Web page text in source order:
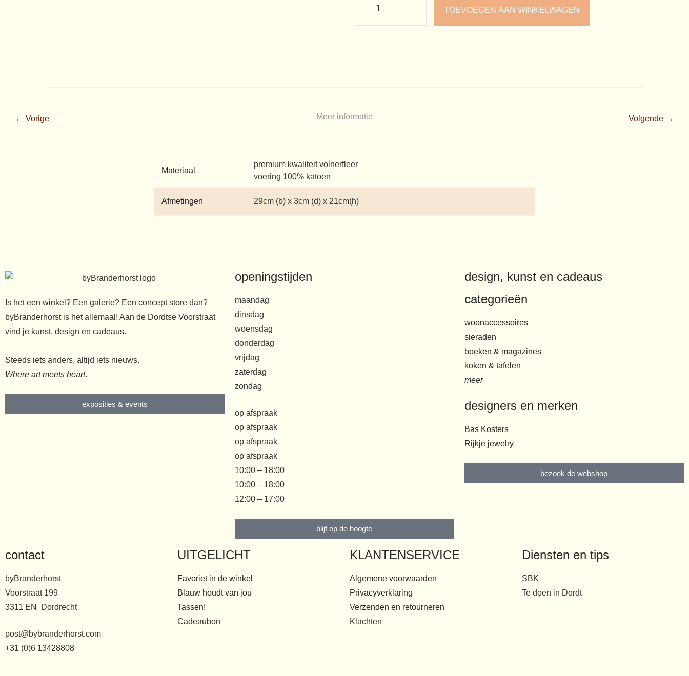
← Vorige Volgende →
TOEVOEGEN AAN WINKELWAGEN
Meer informatie
Materiaal
premium kwaliteit volnerfleer
voering 100% katoen
Afmetingen 29cm (b) x 3cm (d) x 21cm(h)
Is het een winkel? Een galerie? Een concept store dan?
byBranderhorst is het allemaal! Aan de Dordtse Voorstraat
vind je kunst, design en cadeaus.
Steeds iets anders, altijd iets nieuws.
Where art meets heart.
exposities & events
openingstijden
maandag
dinsdag
woensdag
donderdag
vrijdag
zaterdag
zondag
op afspraak
op afspraak
op afspraak
op afspraak
10:00 – 18:00
10:00 – 18:00
12:00 – 17:00
blijf op de hoogte
design, kunst en cadeaus
categorieën
woonaccessoires
sieraden
boeken & magazines
koken & tafelen
meer
designers en merken
Bas Kosters
Rijkje jewelry
bezoek de webshop
contact
byBranderhorst
Voorstraat 199
3311 EN Dordrecht
post@bybranderhorst.com
+31 (0)6 13428808
UITGELICHT
Favoriet in de winkel
Blauw houdt van jou
Tassen!
Cadeaubon
KLANTENSERVICE
Algemene voorwaarden
Privacyverklaring
Verzenden en retourneren
Klachten
Diensten en tips
SBK
Te doen in Dordt